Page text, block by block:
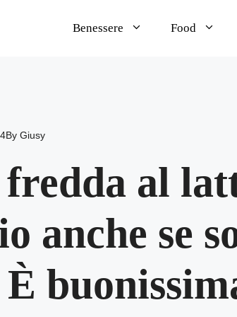
Benessere Food
By Giusy
al
anche se